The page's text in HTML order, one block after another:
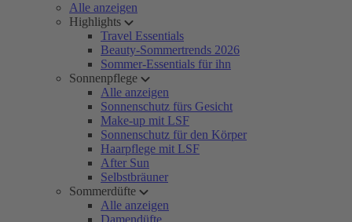
Alle anzeigen
Highlights
Travel Essentials
Beauty-Sommertrends 2026
Sommer-Essentials für ihn
Sonnenpflege
Alle anzeigen
Sonnenschutz fürs Gesicht
Make-up mit LSF
Sonnenschutz für den Körper
Haarpflege mit LSF
After Sun
Selbstbräuner
Sommerdüfte
Alle anzeigen
Damendüfte